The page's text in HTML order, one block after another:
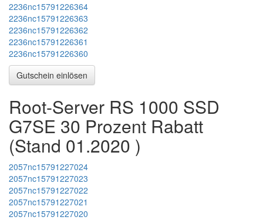
2236nc15791226364
2236nc15791226363
2236nc15791226362
2236nc15791226361
2236nc15791226360
Gutschein einlösen
Root-Server RS 1000 SSD
G7SE 30 Prozent Rabatt
(Stand 01.2020 )
2057nc15791227024
2057nc15791227023
2057nc15791227022
2057nc15791227021
2057nc15791227020